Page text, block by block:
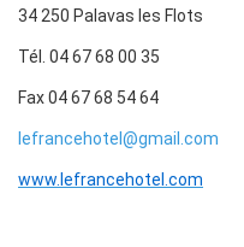
34 250 Palavas les Flots
Tél. 04 67 68 00 35
Fax 04 67 68 54 64
lefrancehotel@gmail.com
www.lefrancehotel.com